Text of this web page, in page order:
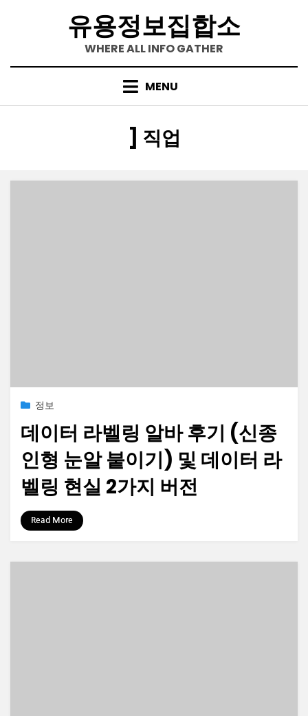
유용정보집합소
WHERE ALL INFO GATHER
MENU
[카테고리
:] 직업
Posted2023-10-06
정보
데이터 라벨링 알바 후기 (신종
인형 눈알 붙이기) 및 데이터 라
벨링 현실 2가지 버전
by 정보수집가
Read More